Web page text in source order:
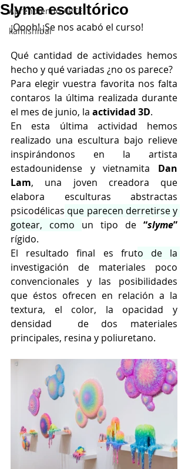
Aprendiendo ARTE
kamishibai
Slyme escultórico
¡Oooh! ¡Se nos acabó el curso!
Qué cantidad de actividades hemos
hecho y qué variadas ¿no os parece?
Para elegir vuestra favorita nos falta
contaros la última realizada durante
el mes de junio, la actividad 3D.
En esta última actividad hemos
realizado una escultura bajo relieve
inspirándonos en la artista
estadounidense y vietnamita Dan
Lam, una joven creadora que
elabora esculturas abstractas
psicodélicas que parecen derretirse y
gotear, como un tipo de “slyme
rígido.
El resultado final es frut
investigación de materiales poco
convencionales y las posibilidades
que éstos ofrecen en relación a la
textura, el color, la opacidad y
densidad  de dos materiales
principales, resina y poliuretano.